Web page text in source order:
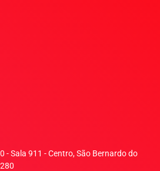
- Sala 911 - Centro, São Bernardo do